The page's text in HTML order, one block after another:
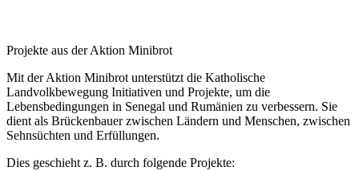
Projekte aus der Aktion Minibrot
Mit der Aktion Minibrot unterstützt die Katholische
Landvolkbewegung Initiativen und Projekte, um die
Lebensbedingungen in Senegal und Rumänien zu verbessern. Sie
dient als Brückenbauer zwischen Ländern und Menschen, zwischen
Sehnsüchten und Erfüllungen.
Dies geschieht z. B. durch folgende Projekte: